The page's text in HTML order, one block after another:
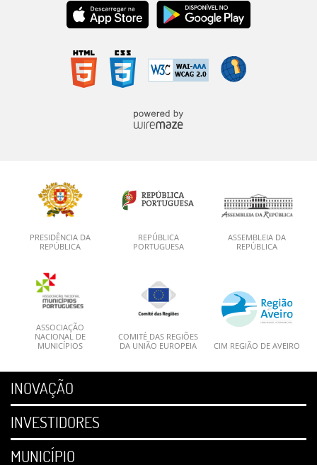
PRESIDÊNCIA DA
REPÚBLICA
REPÚBLICA
PORTUGUESA
ASSEMBLEIA DA
REPÚBLICA
ASSOCIAÇÃO
NACIONAL DE
MUNICÍPIOS
COMITÉ DAS REGIÕES
DA UNIÃO EUROPEIA
CIM REGIÃO DE AVEIRO
INOVAÇÃO
INVESTIDORES
MUNICÍPIO